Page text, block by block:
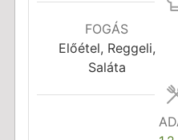
FOGÁS
Előétel, Reggeli,
Saláta